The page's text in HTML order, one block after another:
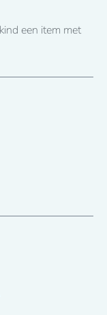
een item met